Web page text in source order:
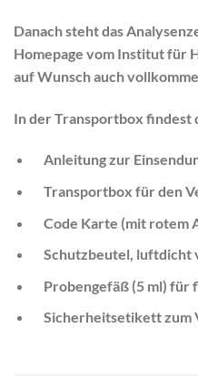
Danach steht das
Homepage vom Institut für
auf Wunsch auch
In der Transportbox findest
Anleitung zur
Transportbox für den
Code Karte (mit rotem
Schutzbeutel, luftdicht
Probengefäß (5 ml) für
Sicherheitsetikett zum